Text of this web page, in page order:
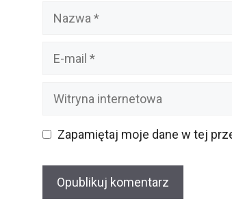
Nazwa
Witryna
Zapamiętaj moje dane w tej